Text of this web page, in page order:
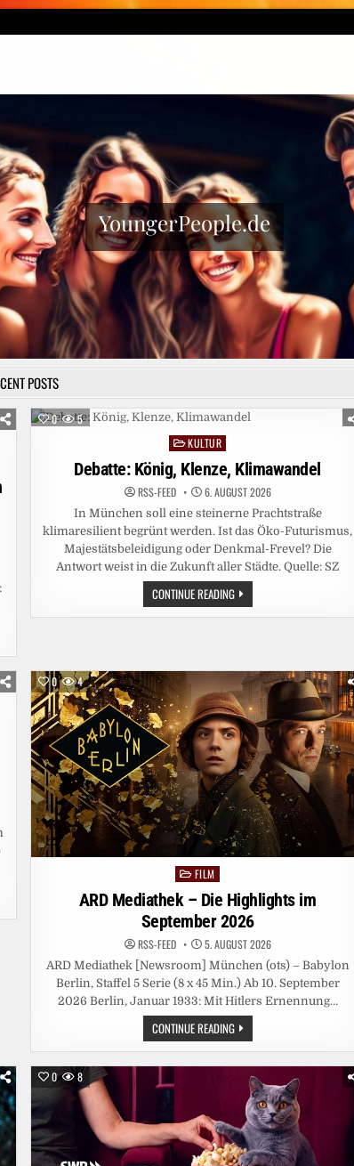
YoungerPeople.de
POSTS
0 5
PostedKULTUR
Debatte: König, Klenze, Klimawandel
RSS-FEED 6. AUGUST 2026
In München soll eine steinerne Prachtstraße
klimaresilient begrünt werden. Ist das Öko-Futurismus,
Majestätsbeleidigung oder Denkmal-Frevel? Die
Antwort weist in die Zukunft aller Städte. Quelle: SZ
CONTINUE READINGDEBATTE:
KÖNIG,
KLENZE,
0 4
Posted
in
FILM
ARD Mediathek – Die Highlights im
September 2026
RSS-FEED 5. AUGUST 2026
ARD Mediathek [Newsroom] München (ots) – Babylon
Berlin, Staffel 5 Serie (8 x 45 Min.) Ab 10. September
2026 Berlin, Januar 1933: Mit Hitlers Ernennung…
CONTINUE READINGARD
MEDIATHEK
–
HIGHLIGHTS
SEPTEMBER
2026
0 8